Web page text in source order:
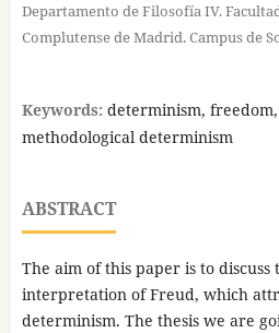
Departamento de Filosofía IV.
Complutense de Madrid. Campus de
Keywords: determinism,
methodological determinism
ABSTRACT
The aim of this paper is to
interpretation of Freud, which
determinism. The thesis we are